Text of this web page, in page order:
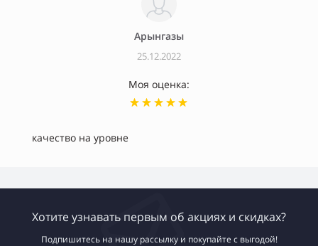
Арынгазы
25.12.2022
Моя оценка:
качество на уровне
Хотите узнавать первым об акциях и скидках?
Подпишитесь на нашу рассылку и покупайте с выгодой!